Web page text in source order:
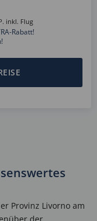
inkl. Flug
Rabatt!
Provinz Livorno am